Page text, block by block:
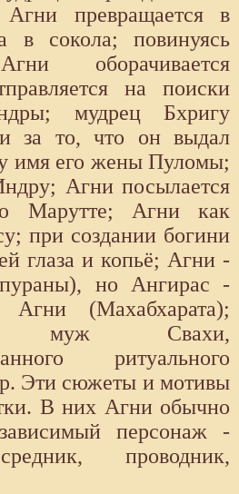
превращается в
в сокола; повинуясь
оборачивается
на поиски
мудрец Бхригу
за то, что он выдал
имя его жены Пуломы;
Агни посылается
Марутте; Агни как
при создании богини
глаза и копьё; Агни -
но Ангирас -
(Махабхарата);
Свахи,
ритуального
Эти сюжеты и мотивы
В них Агни обычно
персонаж -
проводник,